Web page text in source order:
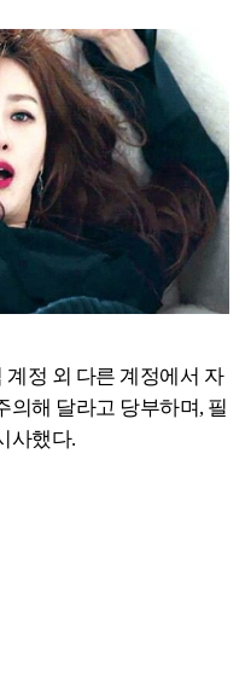
정 외 다른 계정에서 자
의해 달라고 당부하며, 필
사했다.